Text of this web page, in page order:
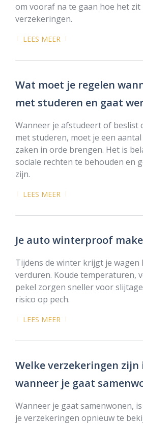
om vooraf na te gaan hoe het zit
verzekeringen.
LEES MEER
Wat moet je regelen
met studeren en gaat
Wanneer je afstudeert of beslist
met studeren, moet je een
zaken in orde brengen. Het is
sociale rechten te behouden en
zijn.
LEES MEER
Je auto winterproof
Tijdens de winter krijgt je wagen
verduren. Koude temperaturen,
pekel zorgen sneller voor
risico op pech.
LEES MEER
Welke verzekeringen
wanneer je gaat
Wanneer je gaat samenwonen,
je verzekeringen opnieuw te